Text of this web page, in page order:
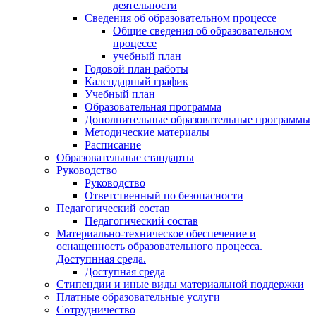
деятельности
Сведения об образовательном процессе
Общие сведения об образовательном
процессе
учебный план
Годовой план работы
Календарный график
Учебный план
Образовательная программа
Дополнительные образовательные программы
Методические материалы
Расписание
Образовательные стандарты
Руководство
Руководство
Ответственный по безопасности
Педагогический состав
Педагогический состав
Материально-техническое обеспечение и
оснащенность образовательного процесса.
Доступнная среда.
Доступная среда
Стипендии и иные виды материальной поддержки
Платные образовательные услуги
Сотрудничество